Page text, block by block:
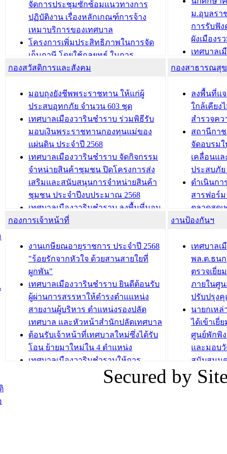
ได้รับการเพิ่มชื่อในทะเบียนบ้าน
(ท.ร.14) กรณีคนไม่มีสัญชาติไทยได้รับ
อนุญาตให้มีถิ่นที่อยู่
ประชุมคณะกรรมการประเมินผลการ
ควบคุมภายในของ สำนัก/กอง/
โรงเรียน/ศูนย์พัฒนาเด็กเล็ก/สถานธนา
บทความ อื่นๆ ...
จัดการประชุมซักซ้อมแนวทางการ
ปฏิบัติงาน เรื่องหลักเกณฑ์การจ้าง
เหมาบริการของเทศบาล
โครงการเพิ่มประสิทธิภาพในการจัด
เก็บภาษี โดยใช้กลยุทธ์ ในการ
พัฒนาการจัดเก็บรายได้ ประจำปี พ.ศ.
เทศบาลเมืองวารินชำราบ ร่วมการ
ประชุมวิชาการระดับนานาชาติและ
นิทรรศการด้านนวัตกรรมท้องถิ่น 2568
และรับรางวัลทีมนักวิจัยดีเด่นจาก
นวัตกรรมโครงการทะเบียนภาษีป้าย
ประชุมผู้เช่าอาคารพาณิชย์ บริเวณ
ถนนเกษมสุขและถนนประทุมเทพภักดี
บทความ อื่นๆ ...
ม.อุบลรา
การรับฟั
ผังเมืองร
เทศบาลเ
โครงการ
เทศบาล
รับฟังคว
ผังเมือง
วารินชำ
เทศบาล
ซักซ้อมแ
ประโยช
บทความ อื่นๆ ...
กองสวัสดิการและสังคม
มอบถุงยังชีพพระราชทาน ให้แก่ผู้
ประสบอุทกภัย จำนวน 603 ชุด
เทศบาลเมืองวารินชำราบ ร่วมพิธีรับ
มอบเงินพระราชทานกองทุนแม่ของ
แผ่นดิน ประจำปี 2568
เทศบาลเมืองวารินชำราบ จัดกิจกรรม
จำหน่ายสินค้าชุมชน ปิดโครงการส่ง
เสริมและสนับสนุนการจำหน่ายสินค้า
ชุมชน ประจำปีงบประมาณ 2568
เทศบาลเมืองวารินชำราบ ลงพื้นที่มอบ
น้ำดื่มแก่ผู้พักอาศัย ณ ศูนย์พักพิง
กองสวัสดิการสังคม เทศบาลเมือง
วารินชำราบ จัดโครงการอบรมอาชีพ
ระยะสั้น ประจำปี 2568 (หลักสูตรการ
ถักทอผลิตภัณฑ์จากถุงพลาสติก)
บทความ อื่นๆ ...
กองสาธารณสุ
ลงพื้นที่แ
ใกล้เคียง
สำรวจค
สถานีกา
จัดอบรม
เคลื่อนแ
ประสบภั
ดำเนินกา
สารฟอร์
ตลาดสดเ
วารินชำร
ถนนแก่เ
เด็กเล็ก
เทศบาลเ
ปรึกษาห
วัยของอ
บทความ อื่นๆ ...
กองการเจ้าหน้าที่
งานเกษียณอายุราชการ ประจำปี 2568
"ร้อยรักจากหัวใจ ด้วยสานสายใยที่
ผูกพัน"
เทศบาลเมืองวารินชำราบ ยินดีต้อนรับ
ผู้ผ่านการสรรหาให้ดำรงตำแแหน่ง
สายงานผู้บริหาร ตำแหน่งรองปลัด
เทศบาล และหัวหน้าสำนักปลัดเทศบาล
ต้อนรับเจ้าหน้าที่เทศบาลใหม่ซึ่งได้รับ
โอน ย้ายมาใหม่ใน 4 ตำแหน่ง
เทศบาลเมืองวารินชำราบให้การ
ต้อนรับพนักงานเทศบาลผู้ผ่านการ
สรรหาให้ดำรงตำแหน่งสายงานผู้
งานป้องกันฯ
เทศบาลเ
พล.ต.ธน
ตรวจเยี่ย
ภายในศู
ปรับปรุง
นายกเห
ได้เข้าเยี่
ศูนย์พักพิ
และมอบ
สนับสนุน
ภัยน้ำท่วม
ภาพบรร
Secured by